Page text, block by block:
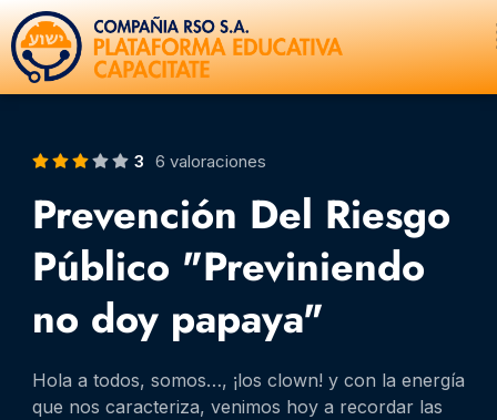
Ir
al
contenido
3 6 valoraciones
Prevención Del Riesgo
Público "Previniendo
no doy papaya"
Hola a todos, somos…, ¡los clown! y con la energía
que nos caracteriza, venimos hoy a recordar las